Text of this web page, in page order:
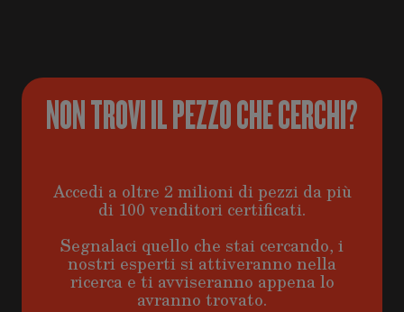
NON TROVI IL PEZZO CHE CERCHI?
Accedi a oltre 2 milioni di pezzi da più
di 100 venditori certificati.
Segnalaci quello che stai cercando, i
nostri esperti si attiveranno nella
ricerca e ti avviseranno appena lo
avranno trovato.